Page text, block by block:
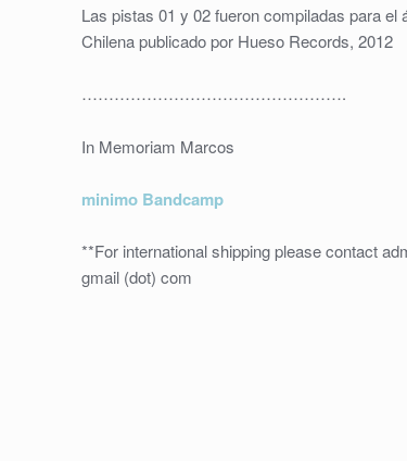
Las pistas 01 y 02 fueron compiladas para
Chilena publicado por Hueso Records, 2012
………………………………………….
In Memoriam Marcos
minimo Bandcamp
**For international shipping please contact
gmail (dot) com